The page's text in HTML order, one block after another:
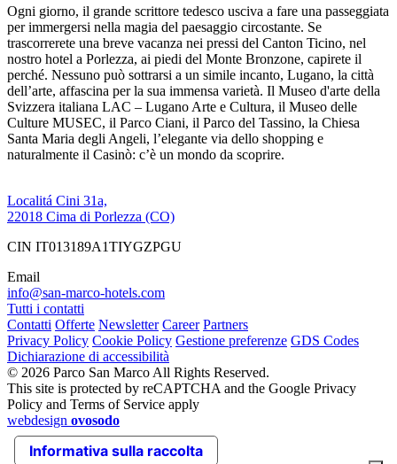
Ogni giorno, il grande scrittore tedesco usciva a fare una passeggiata
per immergersi nella magia del paesaggio circostante. Se
trascorrerete una breve vacanza nei pressi del Canton Ticino, nel
nostro hotel a Porlezza, ai piedi del Monte Bronzone, capirete il
perché. Nessuno può sottrarsi a un simile incanto, Lugano, la città
dell’arte, affascina per la sua immensa varietà. Il Museo d'arte della
Svizzera italiana LAC – Lugano Arte e Cultura, il Museo delle
Culture MUSEC, il Parco Ciani, il Parco del Tassino, la Chiesa
Santa Maria degli Angeli, l’elegante via dello shopping e
naturalmente il Casinò: c’è un mondo da scoprire.
Localitá Cini 31a,
22018 Cima di Porlezza (CO)
CIN IT013189A1TIYGZPGU
Email
info@san-marco-hotels.com
Tutti i contatti
Contatti Offerte Newsletter Career Partners
Privacy Policy Cookie Policy Gestione preferenze GDS Codes
Dichiarazione di accessibilità
© 2026 Parco San Marco All Rights Reserved.
This site is protected by reCAPTCHA and the Google Privacy
Policy and Terms of Service apply
webdesign ovosodo
Informativa sulla raccolta